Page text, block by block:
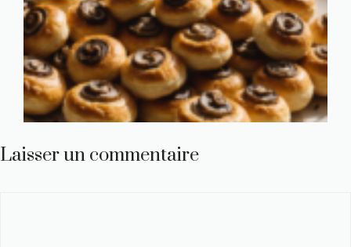
Laisser un commentaire